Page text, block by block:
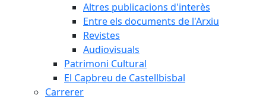
Altres publicacions d'interès
Entre els documents de l'Arxiu
Revistes
Audiovisuals
Patrimoni Cultural
El Capbreu de Castellbisbal
Carrerer